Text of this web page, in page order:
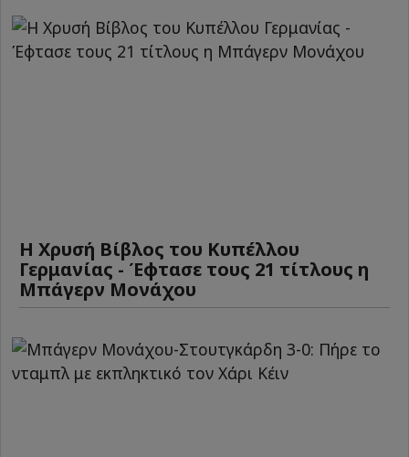
Η Χρυσή Βίβλος του Κυπέλλου
Γερμανίας - Έφτασε τους 21 τίτλους η
Μπάγερν Μονάχου